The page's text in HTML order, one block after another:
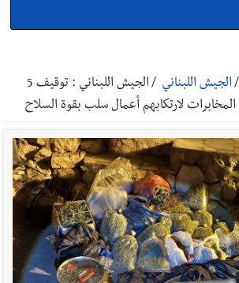
رئيسا بلديتي صيدا وصور يشاركان في ورشة
البحرية وشباك الصيد المهملة
يتصل برئيس النادي الرياضي مهنئا بإحراز
/ الجيش اللبناني /
الجيش اللبناني : توقيف 5
لارتكابهم أعمال سلب بقوة السلاح